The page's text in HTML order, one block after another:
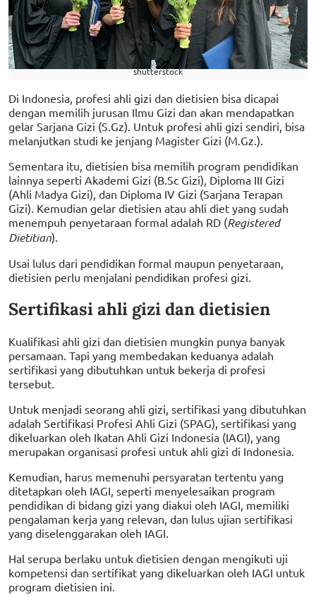
shutterstock
Di Indonesia, profesi ahli gizi dan dietisien bisa dicapai
dengan memilih jurusan Ilmu Gizi dan akan mendapatkan
gelar Sarjana Gizi (S.Gz). Untuk profesi ahli gizi sendiri, bisa
melanjutkan studi ke jenjang Magister Gizi (M.Gz.).
Sementara itu, dietisien bisa memilih program pendidikan
lainnya seperti Akademi Gizi (B.Sc Gizi), Diploma III Gizi
(Ahli Madya Gizi), dan Diploma IV Gizi (Sarjana Terapan
Gizi). Kemudian gelar dietisien atau ahli diet yang sudah
menempuh penyetaraan formal adalah RD (Registered
Dietitian).
Usai lulus dari pendidikan formal maupun penyetaraan,
dietisien perlu menjalani pendidikan profesi gizi.
Sertifikasi ahli gizi dan dietisien
Kualifikasi ahli gizi dan dietisien mungkin punya banyak
persamaan. Tapi yang membedakan keduanya adalah
sertifikasi yang dibutuhkan untuk bekerja di profesi
tersebut.
Untuk menjadi seorang ahli gizi, sertifikasi yang dibutuhkan
adalah Sertifikasi Profesi Ahli Gizi (SPAG), sertifikasi yang
dikeluarkan oleh Ikatan Ahli Gizi Indonesia (IAGI), yang
merupakan organisasi profesi untuk ahli gizi di Indonesia.
Kemudian, harus memenuhi persyaratan tertentu yang
ditetapkan oleh IAGI, seperti menyelesaikan program
pendidikan di bidang gizi yang diakui oleh IAGI, memiliki
pengalaman kerja yang relevan, dan lulus ujian sertifikasi
yang diselenggarakan oleh IAGI.
Hal serupa berlaku untuk dietisien dengan mengikuti uji
kompetensi dan sertifikat yang dikeluarkan oleh IAGI untuk
program dietisien ini.